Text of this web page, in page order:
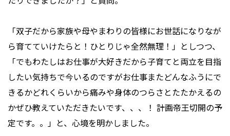
「双子だから家族や母やまわりの皆様にお世話になりなが
ら育てていけたらと！ひとりじゃ全然無理！」としつつ、
「でもわたしはお仕事が大好きだから子育てと両立を目指
したい気持ちで今いるのですがお仕事またどんなふうにで
きるかどれくらいから痛みや身体のつらさとたたかえるの
かぜひ教えていただきたいです、、、！ 計画帝王切開の予
定です。。」と、心境を明かしました。